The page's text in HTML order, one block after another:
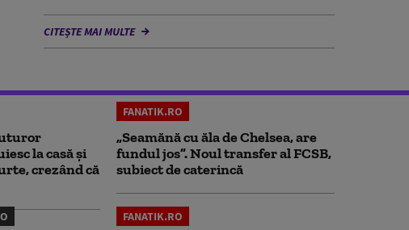
CITEȘTE MAI MULTE
la casă și
crezând că
FANATIK.RO
„Seamănă cu ăla de Chelsea, are
fundul jos”. Noul transfer al FCSB,
subiect de caterincă
FANATIK.RO